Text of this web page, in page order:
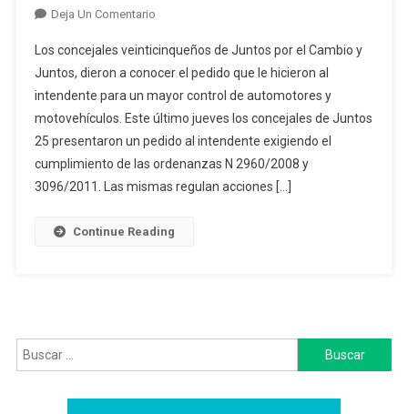
Deja Un ComentarioEn
De
Ruidos
Molestos”,
El
Pedido
De
Juntos
Los concejales veinticinqueños de Juntos por el Cambio y
Juntos, dieron a conocer el pedido que le hicieron al
intendente para un mayor control de automotores y
motovehículos. Este último jueves los concejales de Juntos
25 presentaron un pedido al intendente exigiendo el
cumplimiento de las ordenanzas N 2960/2008 y
3096/2011. Las mismas regulan acciones […]
Continue Reading
Buscar: